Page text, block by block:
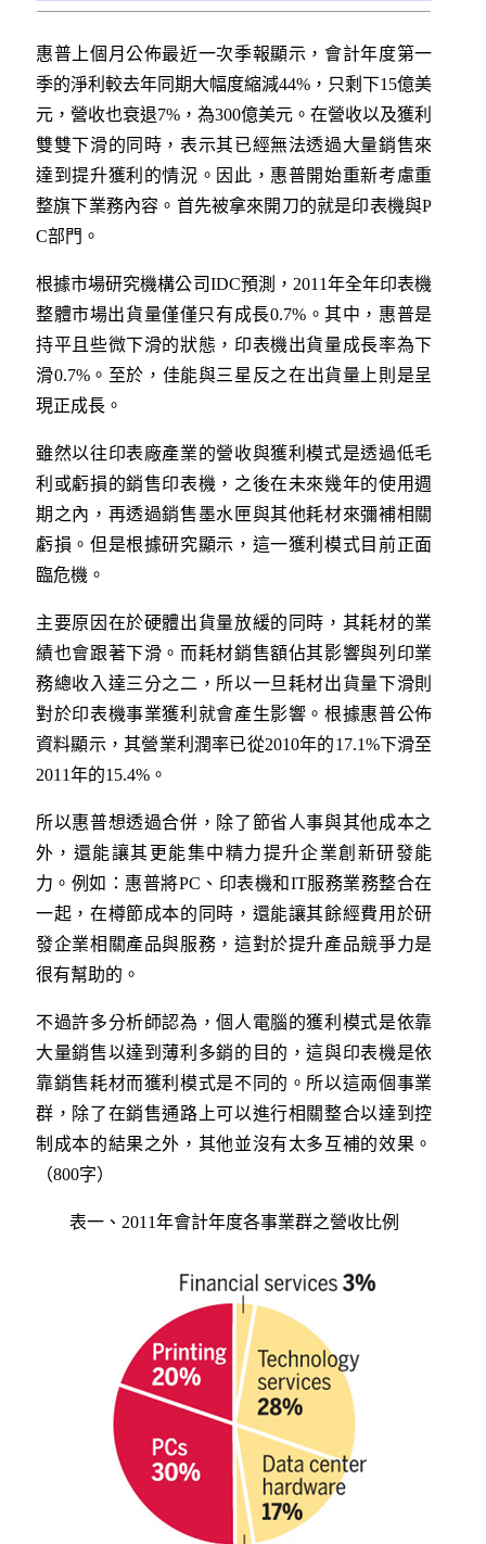
惠普上個月公佈最近一次季報顯示，會計年度第一
季的淨利較去年同期大幅度縮減44%，只剩下15億美
元，營收也衰退7%，為300億美元。在營收以及獲利
雙雙下滑的同時，表示其已經無法透過大量銷售來
達到提升獲利的情況。因此，惠普開始重新考慮重
整旗下業務內容。首先被拿來開刀的就是印表機與P
C部門。
根據市場研究機構公司IDC預測，2011年全年印表機
整體市場出貨量僅僅只有成長0.7%。其中，惠普是
持平且些微下滑的狀態，印表機出貨量成長率為下
滑0.7%。至於，佳能與三星反之在出貨量上則是呈
現正成長。
雖然以往印表廠產業的營收與獲利模式是透過低毛
利或虧損的銷售印表機，之後在未來幾年的使用週
期之內，再透過銷售墨水匣與其他耗材來彌補相關
虧損。但是根據研究顯示，這一獲利模式目前正面
臨危機。
主要原因在於硬體出貨量放緩的同時，其耗材的業
績也會跟著下滑。而耗材銷售額佔其影響與列印業
務總收入達三分之二，所以一旦耗材出貨量下滑則
對於印表機事業獲利就會產生影響。根據惠普公佈
資料顯示，其營業利潤率已從2010年的17.1%下滑至
2011年的15.4%。
所以惠普想透過合併，除了節省人事與其他成本之
外，還能讓其更能集中精力提升企業創新研發能
力。例如：惠普將PC、印表機和IT服務業務整合在
一起，在樽節成本的同時，還能讓其餘經費用於研
發企業相關產品與服務，這對於提升產品競爭力是
很有幫助的。
不過許多分析師認為，個人電腦的獲利模式是依靠
大量銷售以達到薄利多銷的目的，這與印表機是依
靠銷售耗材而獲利模式是不同的。所以這兩個事業
群，除了在銷售通路上可以進行相關整合以達到控
制成本的結果之外，其他並沒有太多互補的效果。
（800字）
表一、2011年會計年度各事業群之營收比例